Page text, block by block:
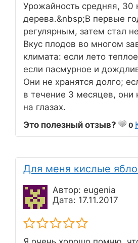
Урожайность средняя, 30
дерева.&nbsp;В первые
регулярным, затем стал
Вкус плодов во многом
климата: если лето
если пасмурное и
Они не хранятся долго;
в течение 3 месяцев, они
на глазах.
Это полезный отзыв?
0
Для меня кислые
Автор: eugenia
Дата: 17.11.2017